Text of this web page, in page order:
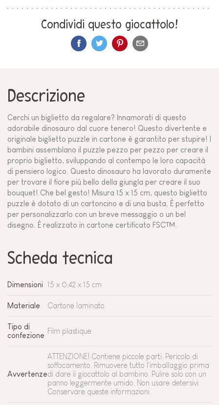
Condividi questo giocattolo!
Descrizione
Cerchi un biglietto da regalare? Innamorati di questo
adorabile dinosauro dal cuore tenero! Questo divertente e
originale biglietto puzzle in cartone è garantito per stupire! I
bambini assemblano il puzzle pezzo per pezzo per creare il
proprio biglietto, sviluppando al contempo le loro capacità
di pensiero logico. Questo dinosauro ha lavorato duramente
per trovare il fiore più bello della giungla per creare il suo
bouquet! Che bel gesto! Misura 15 x 15 cm, questo biglietto
puzzle è dotato di un cartoncino e di una busta. È perfetto
per personalizzarlo con un breve messaggio o un bel
disegno. È realizzato in cartone certificato FSC™.
Scheda tecnica
Dimensioni 15 x 0,42 x 15 cm
Materiale Cartone laminato
Tipo di
confezione
Film plastique
Avvertenze
ATTENZIONE! Contiene piccole parti. Pericolo di
soffocamento. Rimuovere tutto l'imballaggio prima
di dare il giocattolo al bambino. Pulire solo con un
panno leggermente umido. Non usare detersivi.
Conservare queste informazioni.